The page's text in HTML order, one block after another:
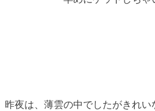
昨夜は、薄雲の中でしたがきれ